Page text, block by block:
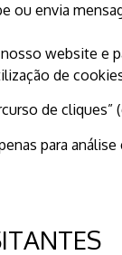
envia
website e
de
de cliques”
para